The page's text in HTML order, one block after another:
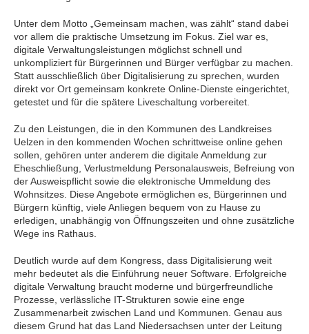
Unter dem Motto „Gemeinsam machen, was zählt“ stand dabei
vor allem die praktische Umsetzung im Fokus. Ziel war es,
digitale Verwaltungsleistungen möglichst schnell und
unkompliziert für Bürgerinnen und Bürger verfügbar zu machen.
Statt ausschließlich über Digitalisierung zu sprechen, wurden
direkt vor Ort gemeinsam konkrete Online-Dienste eingerichtet,
getestet und für die spätere Liveschaltung vorbereitet.
Zu den Leistungen, die in den Kommunen des Landkreises
Uelzen in den kommenden Wochen schrittweise online gehen
sollen, gehören unter anderem die digitale Anmeldung zur
Eheschließung, Verlustmeldung Personalausweis, Befreiung von
der Ausweispflicht sowie die elektronische Ummeldung des
Wohnsitzes. Diese Angebote ermöglichen es, Bürgerinnen und
Bürgern künftig, viele Anliegen bequem von zu Hause zu
erledigen, unabhängig von Öffnungszeiten und ohne zusätzliche
Wege ins Rathaus.
Deutlich wurde auf dem Kongress, dass Digitalisierung weit
mehr bedeutet als die Einführung neuer Software. Erfolgreiche
digitale Verwaltung braucht moderne und bürgerfreundliche
Prozesse, verlässliche IT-Strukturen sowie eine enge
Zusammenarbeit zwischen Land und Kommunen. Genau aus
diesem Grund hat das Land Niedersachsen unter der Leitung